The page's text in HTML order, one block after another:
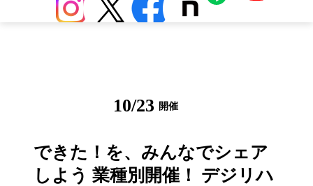
最新情報 コラム アプリ センサー
10/23 開催
できた！を、みんなでシェア
しよう 業種別開催！ デジリハ